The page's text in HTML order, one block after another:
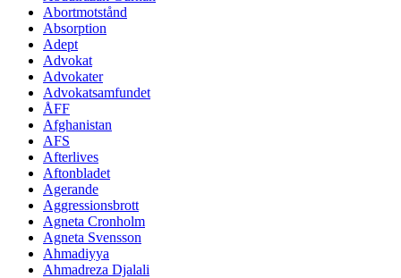
Abortmotstånd
Absorption
Adept
Advokat
Advokater
Advokatsamfundet
ÅFF
Afghanistan
AFS
Afterlives
Aftonbladet
Agerande
Aggressionsbrott
Agneta Cronholm
Agneta Svensson
Ahmadiyya
Ahmadreza Djalali